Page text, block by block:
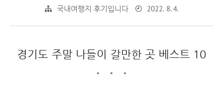
국내여행지 후기입니다 2022. 8. 4.
경기도 주말 나들이 갈만한 곳 베스트 10